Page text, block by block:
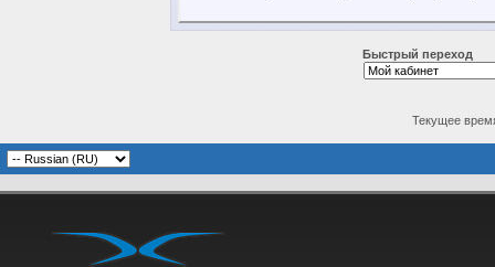
Быстрый переход
Текущее